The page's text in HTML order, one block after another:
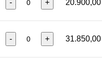
- +
- +